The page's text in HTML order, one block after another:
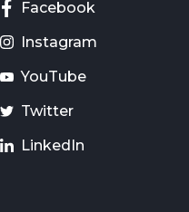
Facebook
Instagram
YouTube
Twitter
LinkedIn